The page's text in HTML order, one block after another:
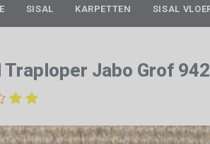
SISAL KARPETTEN SISAL
Traploper Jabo Grof